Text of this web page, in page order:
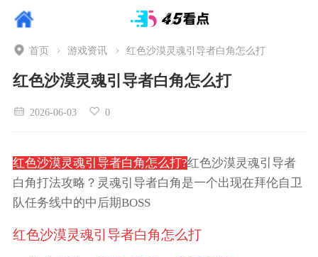
首页 游戏资讯 红色沙漠灵魂引导者白角怎么打
红色沙漠灵魂引导者白角怎么打
2026-06-03 0
红色沙漠灵魂引导者白角怎么打?红色沙漠灵魂引导者
白角打法攻略？灵魂引导者白角是一个出现在拜伦自卫
队任务线中的中后期BOSS
红色沙漠灵魂引导者白角怎么打